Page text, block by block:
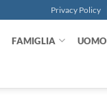
Privacy Policy
FAMIGLIA UOMO